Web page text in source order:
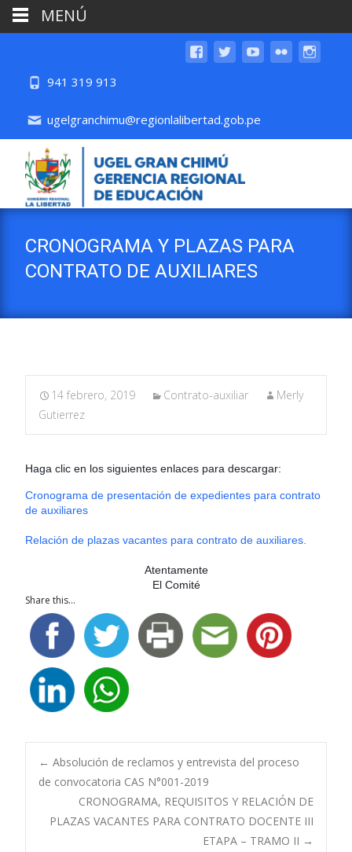
941 319 913
ugelgranchimu@regionlalibertad.gob.pe
CRONOGRAMA Y PLAZAS PARA
CONTRATO DE AUXILIARES
14 febrero, 2019 Contrato-auxiliar
Merly
Gutierrez
Haga clic en los siguientes enlaces para descargar:
Cronograma de presentación de expedientes para contrato
de auxiliares
Relación de plazas vacantes para contrato de auxiliares.
Atentamente
El Comité
Share this...
Navegación
de
← Absolución de reclamos y entrevista del proceso
de convocatoria CAS N°001-2019
CRONOGRAMA, REQUISITOS Y RELACIÓN DE
PLAZAS VACANTES PARA CONTRATO DOCENTE III
ETAPA – TRAMO II →
MENÚ